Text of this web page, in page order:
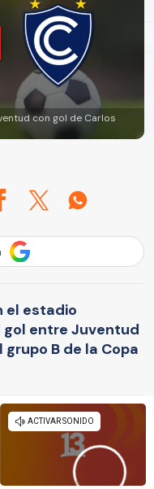
con gol de Carlos
el estadio
gol entre Juventud
B de la Copa